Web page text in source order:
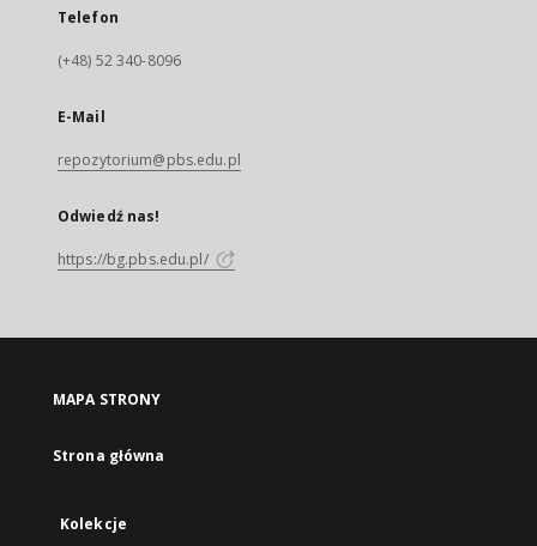
Telefon
(+48) 52 340-8096
E-Mail
repozytorium@pbs.edu.pl
Odwiedź nas!
https://bg.pbs.edu.pl/
MAPA STRONY
Strona główna
Kolekcje